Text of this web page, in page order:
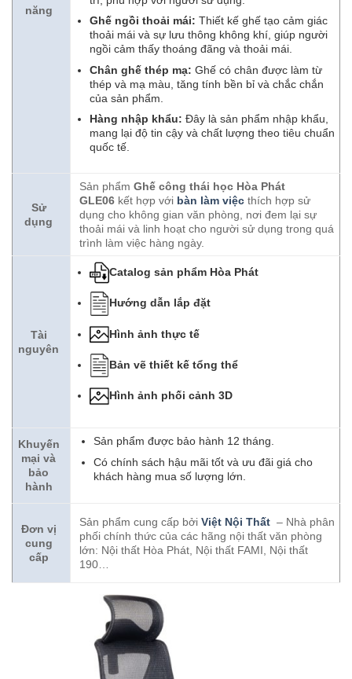
năng
Ghế ngồi thoải mái: Thiết kế ghế tạo cảm giác
thoải mái và sự lưu thông không khí, giúp người
ngồi cảm thấy thoáng đãng và thoải mái.
Chân ghế thép mạ: Ghế có chân được làm từ
thép và mạ màu, tăng tính bền bỉ và chắc chắn
của sản phẩm.
Hàng nhập khẩu: Đây là sản phẩm nhập khẩu,
mang lại độ tin cậy và chất lượng theo tiêu chuẩn
quốc tế.
Sử
dụng
Sản phẩm Ghế công thái học Hòa Phát
GLE06 kết hợp với bàn làm việc thích hợp sử
dụng cho không gian văn phòng, nơi đem lại sự
thoải mái và linh hoạt cho người sử dụng trong quá
trình làm việc hàng ngày.
Tài
nguyên
Catalog sản phẩm Hòa Phát
Hướng dẫn lắp đặt
Hình ảnh thực tế
Bản vẽ thiết kế tổng thể
Hình ảnh phối cảnh 3D
Khuyến
mại và
bảo
hành
Sản phẩm được bảo hành 12 tháng.
Có chính sách hậu mãi tốt và ưu đãi giá cho
khách hàng mua số lượng lớn.
Đơn vị
cung
cấp
Sản phẩm cung cấp bởiViệt Nội Thất – Nhà phân
phối chính thức của các hãng nội thất văn phòng
lớn: Nội thất Hòa Phát, Nội thất FAMI, Nội thất
190…